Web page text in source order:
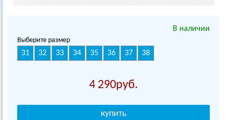
В наличии
Выберите размер
31 32 33 34 35 36 37 38
4 290